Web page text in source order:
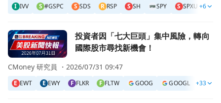
I IVV S #GSPC S SDS R RSP S SH SPY S SPXU S
+6
前往投資者因「七大巨頭」集中風險，轉向國際股市尋找新
投資者因「七大巨頭」集中風險，轉向
國際股市尋找新機會！
E EWT E EWY F FLKR F FLTW GOOG GOOGL I IMVP
+33
CMoney 研究員 ・2026/07/31 09:47